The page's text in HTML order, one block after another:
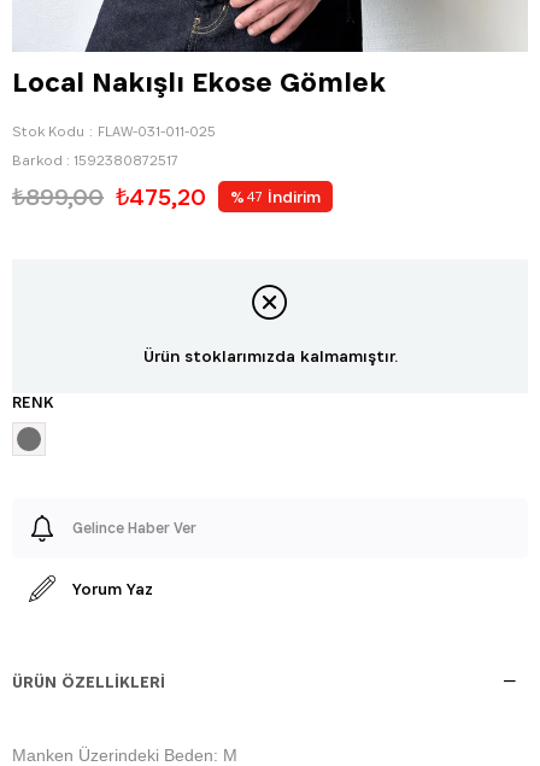
Local Nakışlı Ekose Gömlek
Stok Kodu
FLAW-031-011-025
Barkod : 1592380872517
₺899,00 ₺475,20 % 47 İndirim
Ürün stoklarımızda kalmamıştır.
RENK
Gelince Haber Ver
Yorum Yaz
ÜRÜN ÖZELLIKLERI
Manken Üzerindeki Beden: M